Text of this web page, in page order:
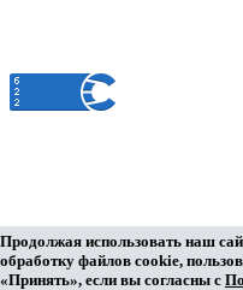
Продолжая использовать наш
обработку файлов cookie,
«Принять», если вы согласны с